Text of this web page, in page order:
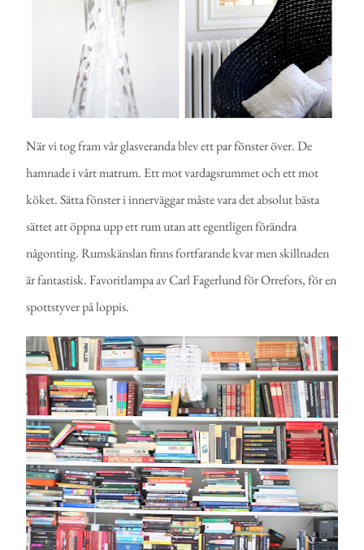
När vi tog fram vår glasveranda blev ett par fönster över. De
hamnade i vårt matrum. Ett mot vardagsrummet och ett mot
köket. Sätta fönster i innerväggar måste vara det absolut bästa
sättet att öppna upp ett rum utan att egentligen förändra
någonting. Rumskänslan finns fortfarande kvar men skillnaden
är fantastisk. Favoritlampa av Carl Fagerlund för Orrefors, för en
spottstyver på loppis.